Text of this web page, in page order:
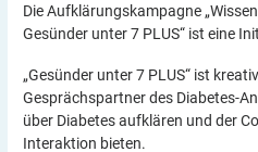
Die Aufklärungskampagne
Gesünder unter 7 PLUS“ ist eine
„Gesünder unter 7 PLUS“ ist
Gesprächspartner des Diabetes-
über Diabetes aufklären und der
Interaktion bieten.